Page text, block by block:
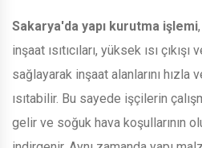
Sakarya'da yapı kurutma işlemi
inşaat ısıtıcıları, yüksek ısı çıkışı
sağlayarak inşaat alanlarını
ısıtabilir. Bu sayede işçilerin
gelir ve soğuk hava koşullarının